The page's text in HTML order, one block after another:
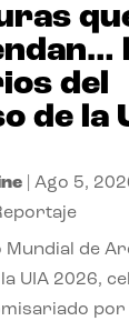
del
de la
| Ago 5,
Mundial de
UIA 2026,
por